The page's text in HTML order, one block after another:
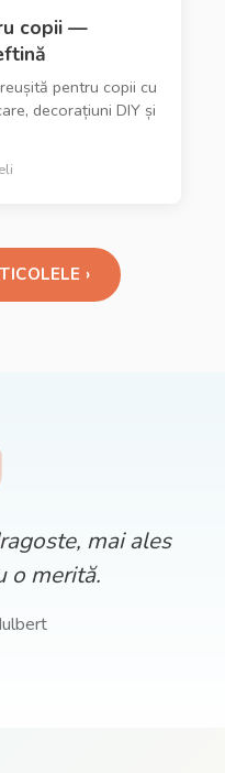
copii —
pentru copii cu
decorațiuni DIY și
›
mai ales
o merită.